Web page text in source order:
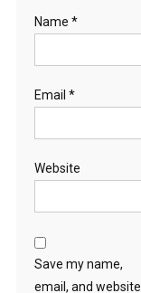
Name *
Email *
Website
Save my name,
email, and website